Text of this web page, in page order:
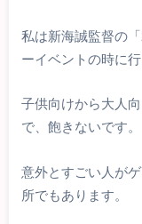
私は新海誠監督の
ーイベントの時に行
子供向けから大人
で、飽きないです。
意外とすごい人が
所でもあります。